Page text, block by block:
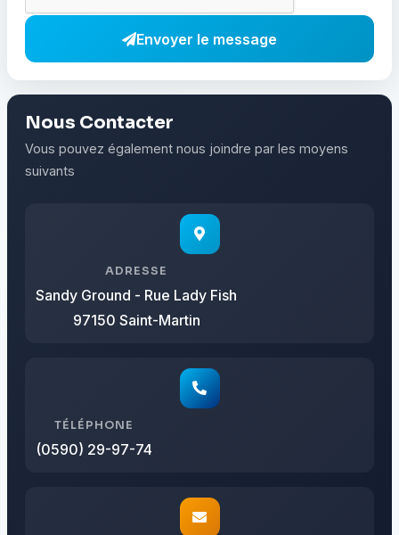
Envoyer le message
Nous Contacter
Vous pouvez également nous joindre par les moyens
suivants
ADRESSE
Sandy Ground - Rue Lady Fish
97150 Saint-Martin
TÉLÉPHONE
(0590) 29-97-74